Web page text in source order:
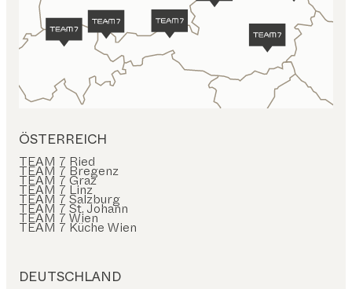
ÖSTERREICH
TEAM 7 Ried
TEAM 7 Bregenz
TEAM 7 Graz
TEAM 7 Linz
TEAM 7 Salzburg
TEAM 7 St. Johann
TEAM 7 Wien
TEAM 7 Küche Wien
DEUTSCHLAND